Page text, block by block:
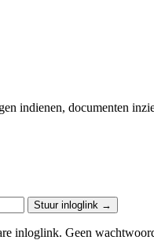
indienen, documenten
Stuur inloglink →
inloglink. Geen